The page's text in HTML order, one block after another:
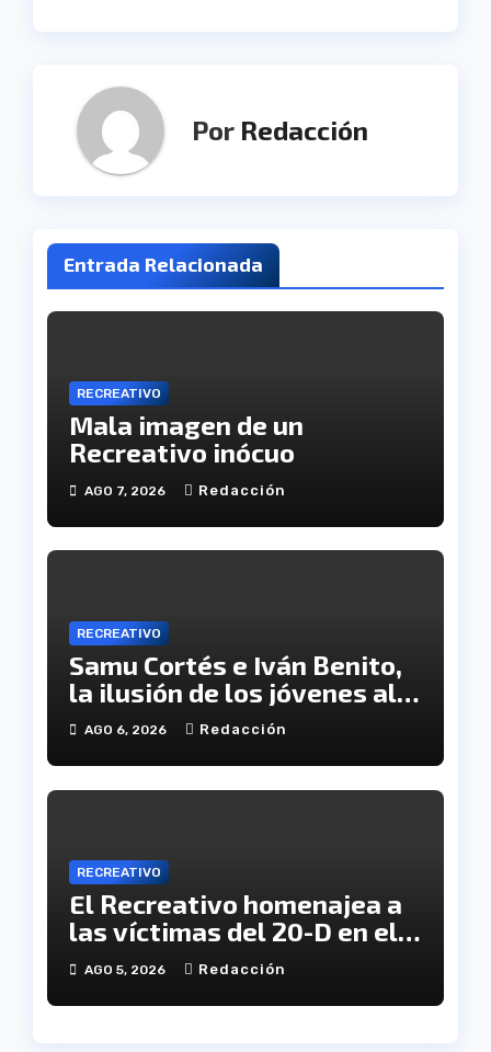
Por Redacción
Entrada Relacionada
RECREATIVO
Mala imagen de un
Recreativo inócuo
AGO 7, 2026 Redacción
RECREATIVO
Samu Cortés e Iván Benito,
la ilusión de los jóvenes al
servicio del Decano
AGO 6, 2026 Redacción
RECREATIVO
El Recreativo homenajea a
las víctimas del 20-D en el
XX aniversario de la
tragedia
AGO 5, 2026 Redacción